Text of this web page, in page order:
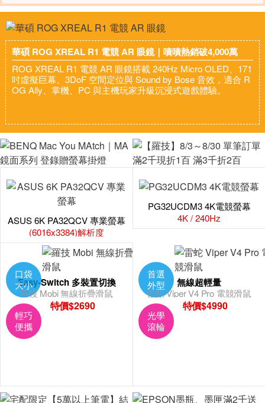
華碩 ROG XREAL R1 電競 AR 眼鏡｜嘖嘖熱銷破4,000萬
ROG XREAL R1 電競 AR 眼鏡搭載 240Hz Micro OLED、171
吋虛擬巨幕、3DoF 空間定位與 Sound by Bose 音效，適合 R
OG Ally、掌機、PC 與主機玩家升級沉浸式遊戲體驗。
ASUS 6K PA32QCV 專業螢幕
(6016x3384)解析度
PG32UCDM3 4K電競螢幕
4K / 240Hz
口袋
大小
輕巧
便攜
Easy-Switch 多裝置切換
羅技 Mobi 無線折疊滑鼠
特價$2690
首選
外型
光學
滾輪
無線超輕量
雷蛇 Viper V4 Pro 電競滑鼠
特價$4990